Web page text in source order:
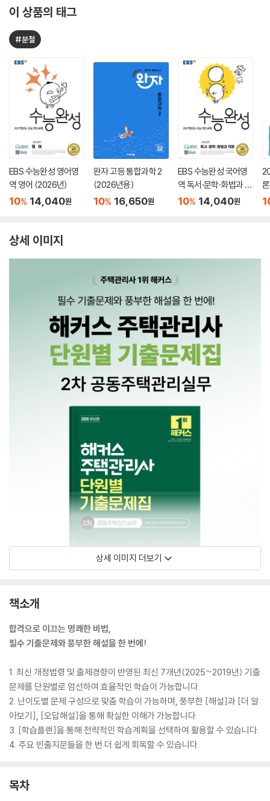
이 상품의 태그
#분철
EBS 수능완성 영어영
역 영어 (2026년)
10% 14,040원
완자 고등 통합과학 2
(2026년용)
10% 16,650원
EBS 수능완성 국어영
역 독서·문학·화법과 작
문 (2026년)
10% 14,040원
(
상세 이미지
상세 이미지 더보기
책소개
합격으로 이끄는 명쾌한 비법,
필수 기출문제와 풍부한 해설을 한 번에!
1. 최신 개정법령 및 출제경향이 반영된 최신 7개년(2025~2019년) 기출
문제를 단원별로 엄선하여 효율적인 학습이 가능합니다.
2. 난이도별 문제 구성으로 맞춤 학습이 가능하며, 풍부한 [해설]과 [더 알
아보기], [오답해설]을 통해 확실한 이해가 가능합니다.
3. [학습플랜]을 통해 전략적인 학습계획을 선택하여 활용할 수 있습니다.
4. 주요 빈출지문들을 한 번 더 쉽게 회독할 수 있습니다.
목차